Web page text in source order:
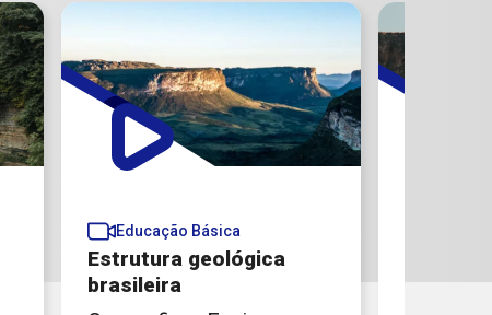
Educação Básica
Estrutura geológica
brasileira​